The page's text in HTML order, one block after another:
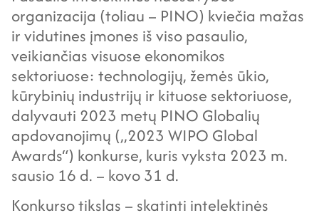
organizacija (toliau – PINO) kviečia mažas
ir vidutines įmones iš viso pasaulio,
veikiančias visuose ekonomikos
sektoriuose: technologijų, žemės ūkio,
kūrybinių industrijų ir kituose sektoriuose,
dalyvauti 2023 metų PINO Globalių
apdovanojimų (,,2023 WIPO Global
Awards“) konkurse, kuris vyksta 2023 m.
sausio 16 d. – kovo 31 d.
Konkurso tikslas – skatinti intelektinės